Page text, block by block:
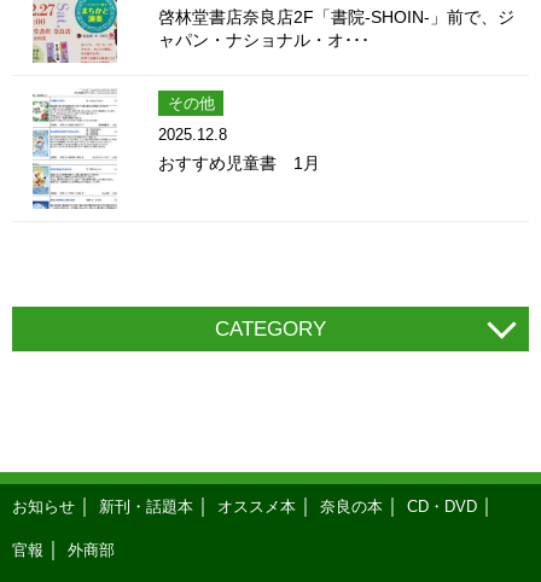
啓林堂書店奈良店2F「書院-SHOIN-」前で、ジ
ャパン・ナショナル・オ･･･
その他
2025.12.8
おすすめ児童書 1月
CATEGORY
お知らせ 新刊・話題本 オススメ本 奈良の本 CD・DVD
官報 外商部